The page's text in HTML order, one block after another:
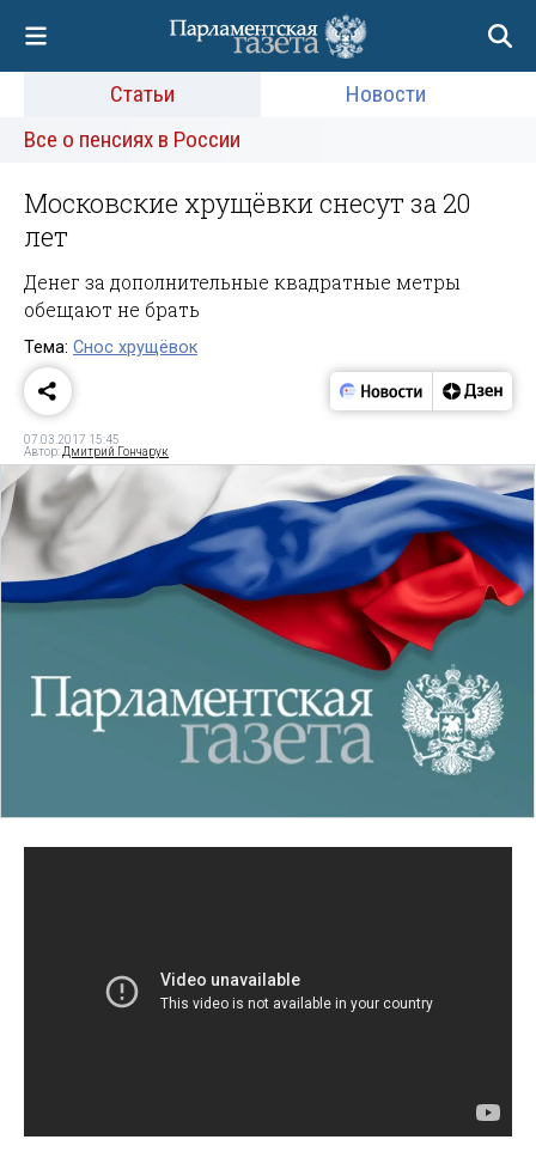
Статьи
Новости
Все о пенсиях в России
Московские хрущёвки снесут за 20
лет
Денег за дополнительные квадратные метры
обещают не брать
Тема: Снос хрущёвок
07.03.2017 15:45
Автор: Дмитрий Гончарук